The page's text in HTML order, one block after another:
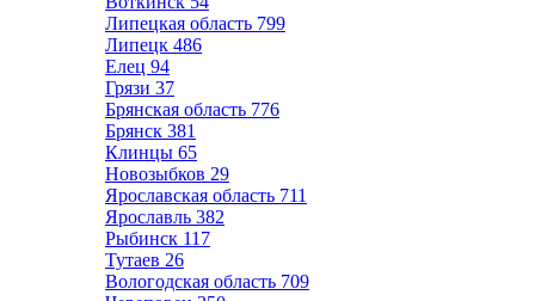
Липецкая область 799
Липецк 486
Елец 94
Грязи 37
Брянская область 776
Брянск 381
Клинцы 65
Новозыбков 29
Ярославская область 711
Ярославль 382
Рыбинск 117
Тутаев 26
Вологодская область 709